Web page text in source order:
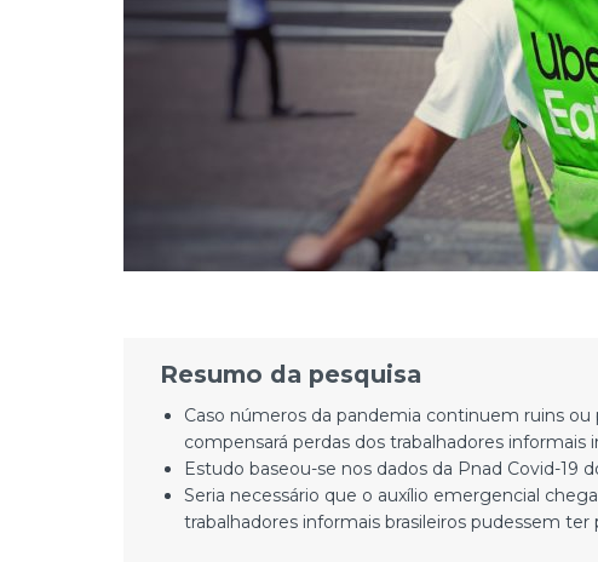
Resumo da pesquisa
Caso números da pandemia continuem ruins
compensará perdas dos trabalhadores informais
Estudo baseou-se nos dados da Pnad Covid-19
Seria necessário que o auxílio emergencial
trabalhadores informais brasileiros pudessem